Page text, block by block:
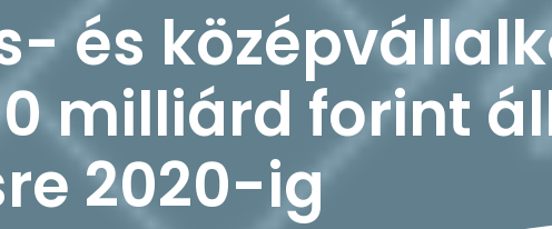
és
milliárd forint
2020-ig